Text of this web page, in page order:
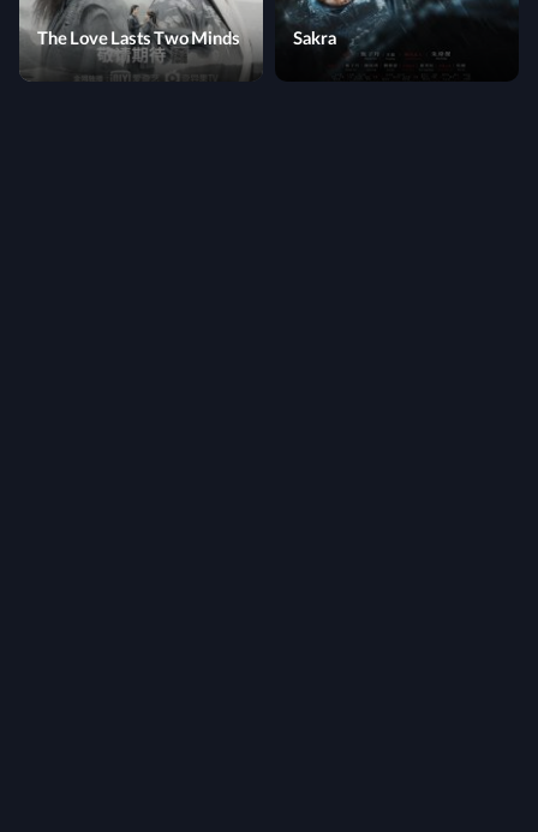
Sakra
The Love Lasts Two Minds